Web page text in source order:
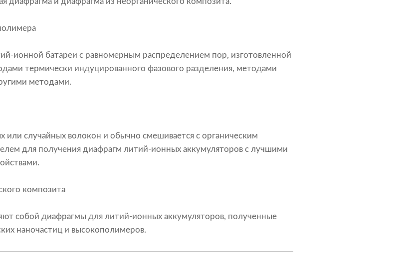
ионной батареи с равномерным распределением пор, изготовленной
термически индуцированного фазового разделения, методами
методами.
или случайных волокон и обычно смешивается с органическим
для получения диафрагм литий-ионных аккумуляторов с лучшими
композита
собой диафрагмы для литий-ионных аккумуляторов, полученные
наночастиц и высокополимеров.